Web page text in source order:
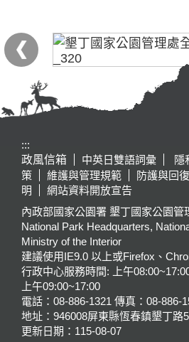
:::
政風信箱
中英日雙語詞彙 隱
策
維護與管理規範 防護與回
明
網站資料開放宣告
內政部國家公園署 墾丁國家公園管
National Park Headquarters,
Ministry of the Interior
建議使用IE9.0 以上或Firefox、
行政中心服務時間: 上午
上午09:00~17:00
電話：08-886-1321 傳真：08-886-
地址：946008屏東縣恆春鎮墾丁路
更新日期： 115-08-07